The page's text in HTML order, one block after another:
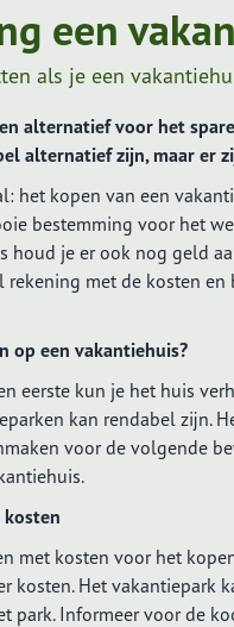
een
als je een
alternatief voor het
alternatief zijn, maar er
het kopen van een
bestemming voor het
houd je er ook nog geld
met de kosten
op een vakantiehuis?
eerste kun je het huis
kan rendabel zijn.
voor de volgende
met kosten voor het
kosten. Het
park. Informeer voor de